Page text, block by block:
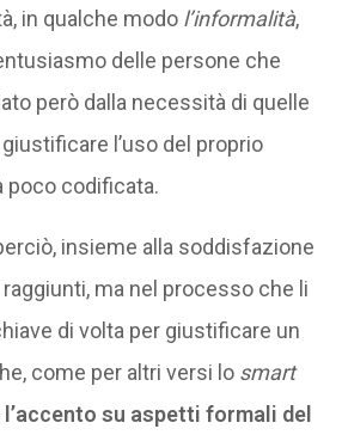
in qualche modo l’informalità,
delle persone che
però dalla necessità di quelle
l’uso del proprio
poco codificata.
insieme alla soddisfazione
raggiunti, ma nel processo che li
di volta per giustificare un
come per altri versi lo smart
l’accento su aspetti formali del